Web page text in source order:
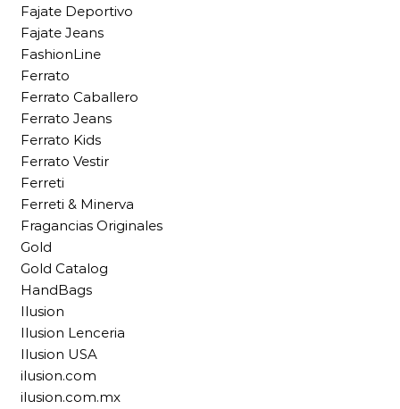
Fajate Deportivo
Fajate Jeans
FashionLine
Ferrato
Ferrato Caballero
Ferrato Jeans
Ferrato Kids
Ferrato Vestir
Ferreti
Ferreti & Minerva
Fragancias Originales
Gold
Gold Catalog
HandBags
Ilusion
Ilusion Lenceria
Ilusion USA
ilusion.com
ilusion.com.mx